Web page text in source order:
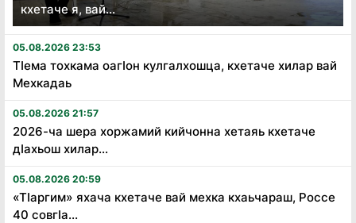
кхетаче я, вай...
05.08.2026 23:53
Тӏема тохкама оагӏон кулгалхошца, кхетаче хилар вай
Мехкадаь
05.08.2026 21:57
2026-ча шера хоржамий кийчонна хетаяь кхетаче
дӏахьош хилар...
05.08.2026 20:59
«Тӏаргим» яхача кхетаче вай мехка кхаьчараш, Россе
40 совгӏа...